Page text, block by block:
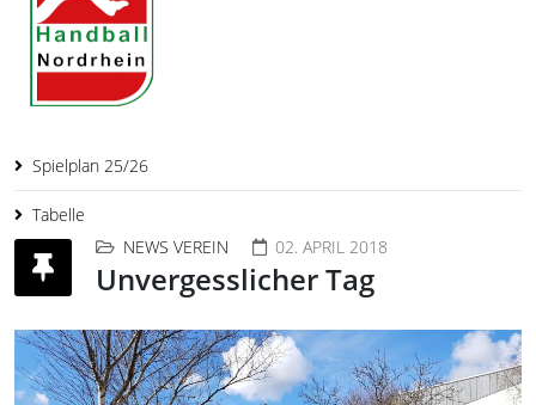
Spielplan 25/26
Tabelle
NEWS VEREIN
02. APRIL 2018
Unvergesslicher Tag